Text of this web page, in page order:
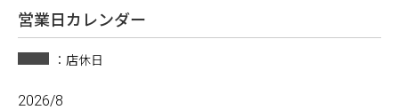
営業日カレンダー
：店休日
2026/8